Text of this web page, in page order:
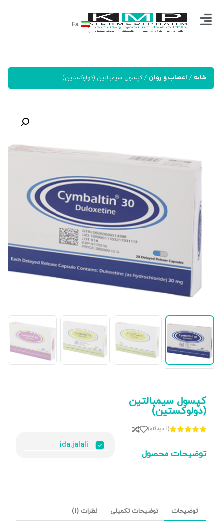
Fa
خانه / اعصاب و روان / کپسول سیمبالتین (دولوکستین)
کپسول سیمبالتین
(دولوکستین)




(1 دیدگاه)
توضیحات محصول
ida.jalali
توضیحات توضیحات تکمیلی نظرات (1)